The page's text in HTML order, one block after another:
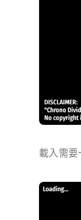
載入需要